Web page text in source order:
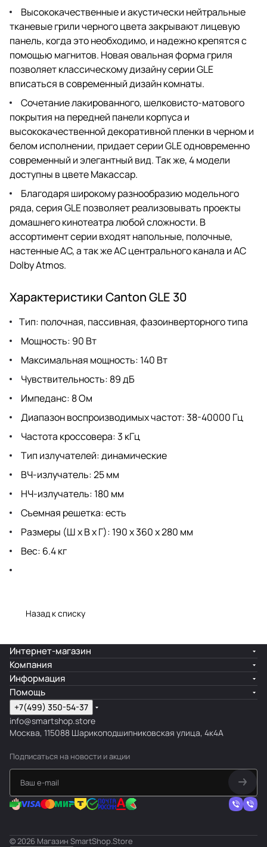
Высококачественные и акустически нейтральные
тканевые грили черного цвета закрывают лицевую
панель, когда это необходимо, и надежно крепятся с
помощью магнитов. Новая овальная форма гриля
позволяет классическому дизайну серии GLE
вписаться в современный дизайн комнаты.
Сочетание лакированного, шелковисто-матового
покрытия на передней панели корпуса и
высококачественной декоративной пленки в черном и
белом исполнении, придает серии GLE одновременно
современный и элегантный вид. Так же, 4 модели
доступны в цвете Макассар.
Благодаря широкому разнообразию модельного
ряда, серия GLE позволяет реализовывать проекты
домашнего кинотеатра любой сложности. В
ассортимент серии входят напольные, полочные,
настенные АС, а так же АС центрального канала и АС
Dolby Atmos.
Характеристики Canton GLE 30
Тип: полочная, пассивная, фазоинверторного типа
Мощность: 90 Вт
Максимальная мощность: 140 Вт
Чувствительность: 89 дБ
Импеданс: 8 Ом
Диапазон воспроизводимых частот: 38-40000 Гц
Частота кроссовера: 3 кГц
Тип излучателей: динамические
ВЧ-излучатель: 25 мм
НЧ-излучатель: 180 мм
Съемная решетка: есть
Размеры (Ш х В х Г): 190 x 360 x 280 мм
Вес: 6.4 кг
Назад к списку
Интернет-магазин
Компания
Информация
Помощь
+7(499) 350-54-37
info@smartshop.store
Москва, 115088 Шарикоподшипниковская улица, 4к4А
Подписаться на новости и акции
© 2026 Магазин SmartShop.Store